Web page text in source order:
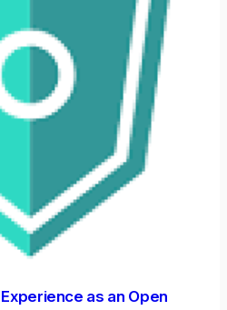
as an Open